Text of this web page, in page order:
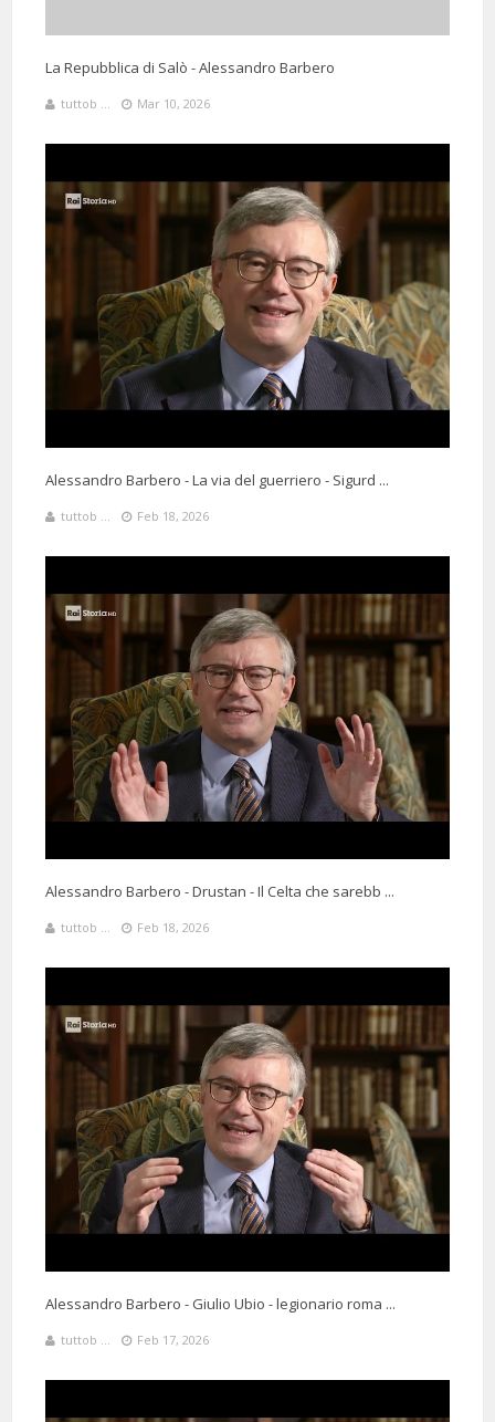
questi modi. Grande
@mariaales6449Said: 5 Months 315 Hours 29 Minutes ago
Grazie per come racconta la storia, non finirei mai d'ascoltarLa
@ivancecchini3576 19 Days 224 Minutes ago
Fantastico Professore !
Grazie mille per i suoi video interessantissimi!!
@daenyblacky8114Said: 11 Months 4 Days 6 Hours 16 Minutes ago
Giovanissima, motivata, una forza d'animo incredibile. Una missione
che sentiva. Non è la sola donna che scenderà in battaglia a capo di
un esercito (ridicolo pensare che sia impossibile), ma la sua fine, il
modo nel quale è stata abbandonata pur essendo così devota non è
altrettanto trionfale. Senza dubbio sapeva rispondere di fronte a
commissioni di uomini. Per molti versi è un'ispirazione. Barbero
La Repubblica di Salò - Alessandro Barbero
tuttob ... Mar 10, 2026
Alessandro Barbero - La via del guerriero - Sigurd ...
tuttob ... Feb 18, 2026
Alessandro Barbero - Drustan - Il Celta che sarebb ...
tuttob ... Feb 18, 2026
Alessandro Barbero - Giulio Ubio - legionario roma ...
tuttob ... Feb 17, 2026